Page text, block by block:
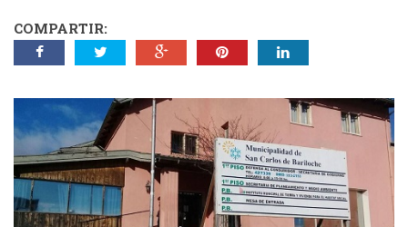
COMPARTIR: